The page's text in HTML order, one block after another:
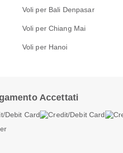
Voli per Bali Denpasar
Voli per Chiang Mai
Voli per Hanoi
Accettati